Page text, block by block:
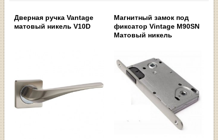
Дверная ручка Vantage
матовый никель V10D
Магнитный замок под
фиксатор Vintage M90SN
Матовый никель